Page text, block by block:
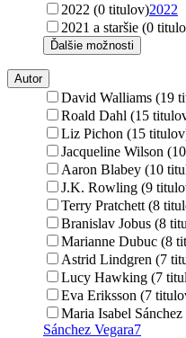
2022 (0 titulov)2022
2021 a staršie (0
Ďalšie možnosti
Autor
David Walliams (19
Roald Dahl (15
Liz Pichon (15
Jacqueline Wilson
Aaron Blabey (10
J.K. Rowling (9
Terry Pratchett (8
Branislav Jobus (8
Marianne Dubuc (8
Astrid Lindgren (7
Lucy Hawking (7
Eva Eriksson (7
Maria Isabel
Sánchez Vegara7